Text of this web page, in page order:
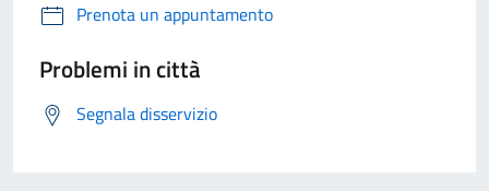
Prenota un appuntamento
Problemi in città
Segnala disservizio